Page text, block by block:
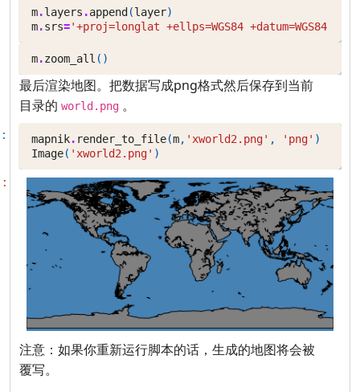
m.layers .append (layer)
m.srs='+proj=longlat +ellps=WGS84 +datum=WGS84
m.zoom_all ()
最后渲染地图。把数据写成png格式然后保存到当前
目录的 world.png 。
mapnik. render_to_file(m, 'xworld2.png' , 'png' )
Image( 'xworld2.png' )
注意：如果你重新运行脚本的话，生成的地图将会被
覆写。